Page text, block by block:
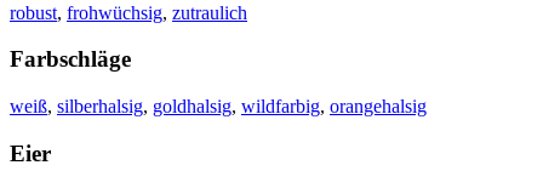
robust, frohwüchsig, zutraulich
Farbschläge
weiß, silberhalsig, goldhalsig, wildfarbig, orangehalsig
Eier